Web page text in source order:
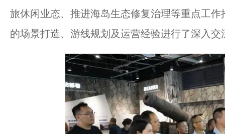
旅休闲业态、推进海岛生态修复治理等重点工
的场景打造、游线规划及运营经验进行了深入交